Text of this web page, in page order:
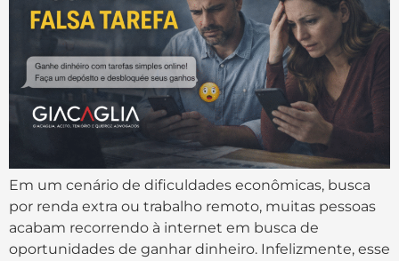
Em um cenário de dificuldades econômicas, busca
por renda extra ou trabalho remoto, muitas pessoas
acabam recorrendo à internet em busca de
oportunidades de ganhar dinheiro. Infelizmente, esse